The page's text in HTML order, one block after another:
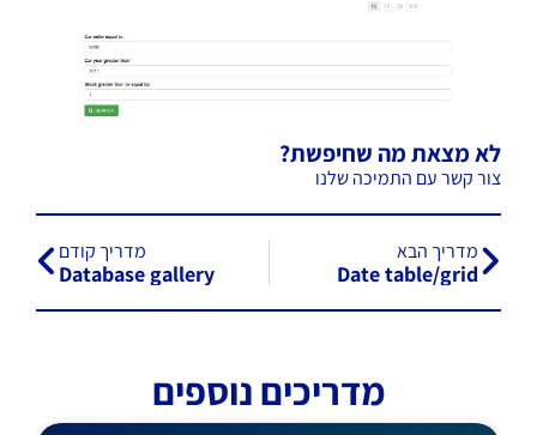
לא מצאת מה שחיפשת?
צור קשר עם התמיכה שלנו
מדריך הבא
Date table/grid
מדריך קודם
Database gallery
מדריכים נוספים